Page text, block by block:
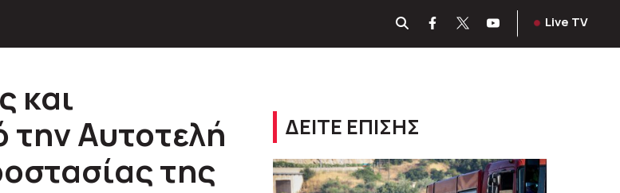
Live TV
και
την Αυτοτελή
της
ΔΕΙΤΕ ΕΠΙΣΗΣ